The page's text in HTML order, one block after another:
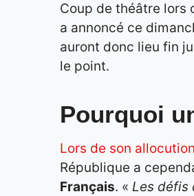
Coup de théâtre lors
a annoncé ce
auront donc lieu fin
le point.
Pourquoi
Lors de son
République a
Français. « Les défis